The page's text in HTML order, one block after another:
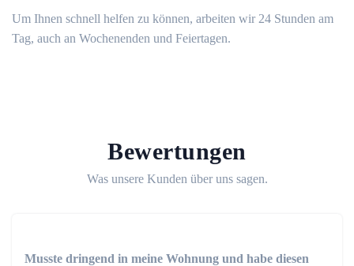
Um Ihnen schnell helfen zu können, arbeiten wir 24 Stunden am
Tag, auch an Wochenenden und Feiertagen.
Bewertungen
Was unsere Kunden über uns sagen.
Musste dringend in meine Wohnung und habe diesen